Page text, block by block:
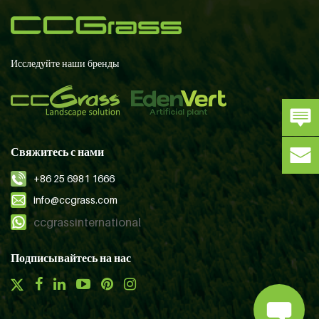
Исследуйте наши бренды
Свяжитесь с нами
+86 25 6981 1666
info@ccgrass.com
ccgrassinternational
Подписывайтесь на нас